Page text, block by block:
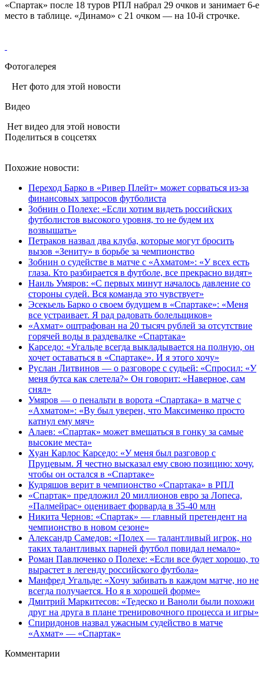
«Спартак» после 18 туров РПЛ набрал 29 очков и занимает 6-е
место в таблице. «Динамо» с 21 очком — на 10-й строчке.
Фотогалерея
Нет фото для этой новости
Видео
Нет видео для этой новости
Поделиться в соцсетях
Похожие новости:
Переход Барко в «Ривер Плейт» может сорваться из‑за
финансовых запросов футболиста
Зобнин о Полехе: «Если хотим видеть российских
футболистов высокого уровня, то не будем их
возвышать»
Петраков назвал два клуба, которые могут бросить
вызов «Зениту» в борьбе за чемпионство
Зобнин о судействе в матче с «Ахматом»: «У всех есть
глаза. Кто разбирается в футболе, все прекрасно видят»
Наиль Умяров: «С первых минут началось давление со
стороны судей. Вся команда это чувствует»
Эсекьель Барко о своем будущем в «Спартаке»: «Меня
все устраивает. Я рад радовать болельщиков»
«Ахмат» оштрафован на 20 тысяч рублей за отсутствие
горячей воды в раздевалке «Спартака»
Карседо: «Угальде всегда выкладывается на полную, он
хочет оставаться в «Спартаке». И я этого хочу»
Руслан Литвинов — о разговоре с судьей: «Спросил: «У
меня бутса как слетела?» Он говорит: «Наверное, сам
снял»
Умяров — о пенальти в ворота «Спартака» в матче с
«Ахматом»: «Ву был уверен, что Максименко просто
катнул ему мяч»
Алаев: «Спартак» может вмешаться в гонку за самые
высокие места»
Хуан Карлос Карседо: «У меня был разговор с
Пруцевым. Я честно высказал ему свою позицию: хочу,
чтобы он остался в «Спартаке»
Кудряшов верит в чемпионство «Спартака» в РПЛ
«Спартак» предложил 20 миллионов евро за Лопеса,
«Палмейрас» оценивает форварда в 35-40 млн
Никита Чернов: «Спартак» — главный претендент на
чемпионство в новом сезоне»
Александр Самедов: «Полех — талантливый игрок, но
таких талантливых парней футбол повидал немало»
Роман Павлюченко о Полехе: «Если все будет хорошо, то
вырастет в легенду российского футбола»
Манфред Угальде: «Хочу забивать в каждом матче, но не
всегда получается. Но я в хорошей форме»
Дмитрий Маркитесов: «Тедеско и Ваноли были похожи
друг на друга в плане тренировочного процесса и игры»
Спиридонов назвал ужасным судейство в матче
«Ахмат» — «Спартак»
Комментарии